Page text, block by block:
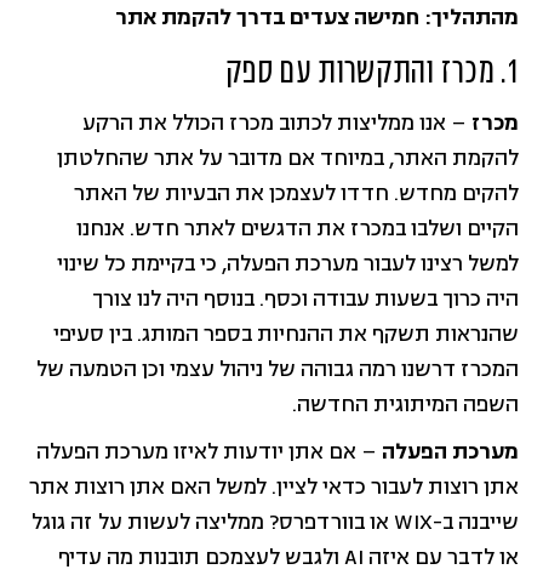
מהתהליך: חמישה צעדים בדרך להקמת אתר
1. מכרז והתקשרות עם ספק
מכרז – אנו ממליצות לכתוב מכרז הכולל את הרקע
להקמת האתר, במיוחד אם מדובר על אתר שהחלטתן
להקים מחדש. חדדו לעצמכן את הבעיות של האתר
הקיים ושלבו במכרז את הדגשים לאתר חדש. אנחנו
למשל רצינו לעבור מערכת הפעלה, כי בקיימת כל שינוי
היה כרוך בשעות עבודה וכסף. בנוסף היה לנו צורך
שהנראות תשקף את ההנחיות בספר המותג. בין סעיפי
המכרז דרשנו רמה גבוהה של ניהול עצמי וכן הטמעה של
השפה המיתוגית החדשה.
מערכת הפעלה – אם אתן יודעות לאיזו מערכת הפעלה
אתן רוצות לעבור כדאי לציין. למשל האם אתן רוצות אתר
שייבנה ב-WIX או בוורדפרס? ממליצה לעשות על זה גוגל
או לדבר עם איזה AI ולגבש לעצמכם תובנות מה עדיף